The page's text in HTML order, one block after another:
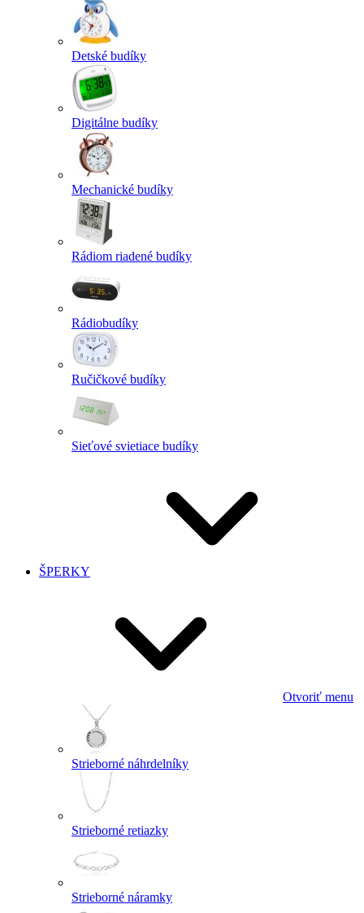
Detské budíky
Digitálne budíky
Mechanické budíky
Rádiom riadené budíky
Rádiobudíky
Ručičkové budíky
Sieťové svietiace budíky
ŠPERKY
Otvoriť menu
Strieborné náhrdelníky
Strieborné retiazky
Strieborné náramky